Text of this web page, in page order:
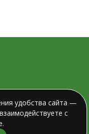
удобства сайта —
с